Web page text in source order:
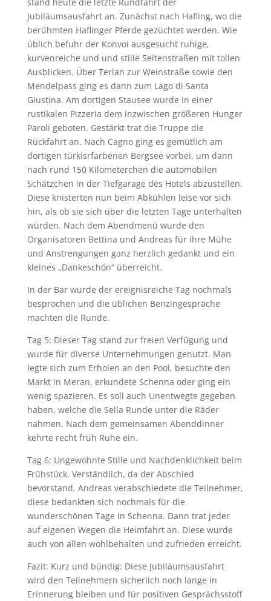
Jubiläumsausfahrt an. Zunächst nach Hafling, wo die
berühmten Haflinger Pferde gezüchtet werden. Wie
üblich befuhr der Konvoi ausgesucht ruhige,
kurvenreiche und und stille Seitenstraßen mit tollen
Ausblicken. Über Terlan zur Weinstraße sowie den
Mendelpass ging es dann zum Lago di Santa
Giustina. Am dortigen Stausee wurde in einer
rustikalen Pizzeria dem inzwischen größeren Hunger
Paroli geboten. Gestärkt trat die Truppe die
Rückfahrt an. Nach Cagno ging es gemütlich am
dortigen türkisrfarbenen Bergsee vorbei, um dann
nach rund 150 Kilometerchen die automobilen
Schätzchen in der Tiefgarage des Hotels abzustellen.
Diese knisterten nun beim Abkühlen leise vor sich
hin, als ob sie sich über die letzten Tage unterhalten
würden. Nach dem Abendmenü wurde den
Organisatoren Bettina und Andreas für ihre Mühe
und Anstrengungen ganz herzlich gedankt und ein
kleines „Dankeschön“ überreicht.
In der Bar wurde der ereignisreiche Tag nochmals
besprochen und die üblichen Benzingespräche
machten die Runde.
Tag 5: Dieser Tag stand zur freien Verfügung und
wurde für diverse Unternehmungen genutzt. Man
legte sich zum Erholen an den Pool, besuchte den
Markt in Meran, erkundete Schenna oder ging ein
wenig spazieren. Es soll auch Unentwegte gegeben
haben, welche die Sella Runde unter die Räder
nahmen. Nach dem gemeinsamen Abenddinner
kehrte recht früh Ruhe ein.
Tag 6: Ungewohnte Stille und Nachdenklichkeit beim
Frühstück. Verständlich, da der Abschied
bevorstand. Andreas verabschiedete die Teilnehmer,
diese bedankten sich nochmals für die
wunderschönen Tage in Schenna. Dann trat jeder
auf eigenen Wegen die Heimfahrt an. Diese wurde
auch von allen wohlbehalten und zufrieden erreicht.
Fazit: Kurz und bündig: Diese Jubiläumsausfahrt
wird den Teilnehmern sicherlich noch lange in
Erinnerung bleiben und für positiven Gesprächsstoff